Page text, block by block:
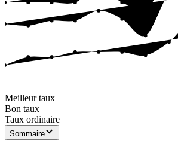
Meilleur taux
Bon taux
Taux ordinaire
Sommaire